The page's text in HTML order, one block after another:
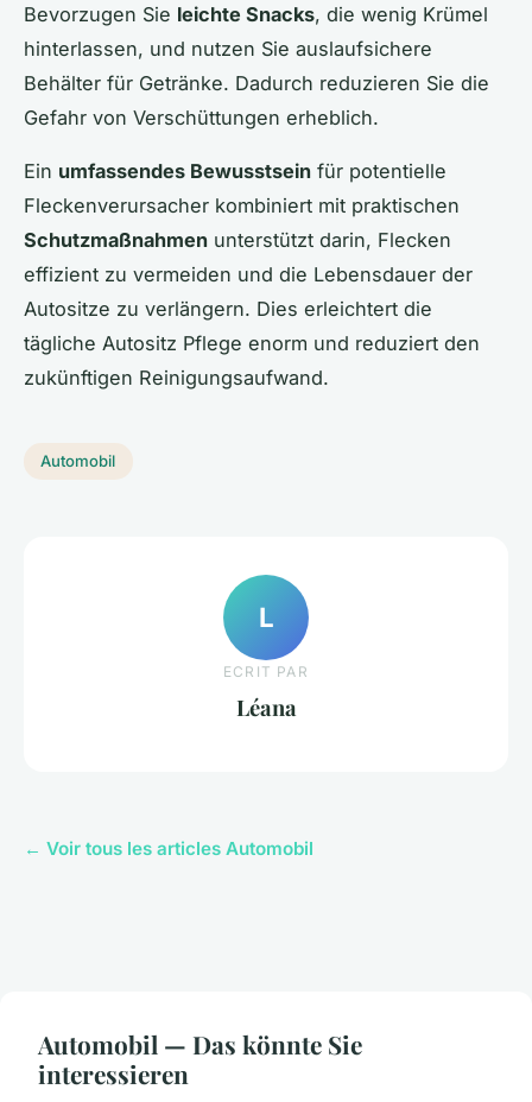
Bevorzugen Sie leichte Snacks, die wenig Krümel
hinterlassen, und nutzen Sie auslaufsichere
Behälter für Getränke. Dadurch reduzieren Sie die
Gefahr von Verschüttungen erheblich.
Ein umfassendes Bewusstsein für potentielle
Fleckenverursacher kombiniert mit praktischen
Schutzmaßnahmen unterstützt darin, Flecken
effizient zu vermeiden und die Lebensdauer der
Autositze zu verlängern. Dies erleichtert die
tägliche Autositz Pflege enorm und reduziert den
zukünftigen Reinigungsaufwand.
Automobil
L
ECRIT PAR
Léana
← Voir tous les articles Automobil
Automobil — Das könnte Sie
interessieren